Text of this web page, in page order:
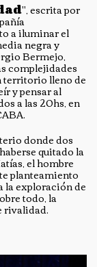
", escrita por
a iluminar el
negra y
Bermejo,
complejidades
territorio lleno de
y pensar al
a las 20hs, en
donde dos
quitado la
el hombre
planteamiento
la exploración de
todo, la
rivalidad.